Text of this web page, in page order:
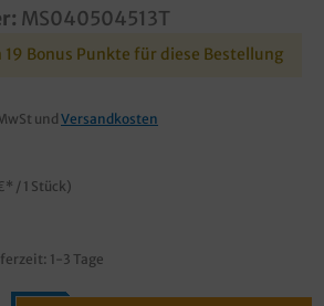
MS040504513T
19 Bonus Punkte für diese Bestellung
und Versandkosten
/ 1 Stück)
1-3 Tage